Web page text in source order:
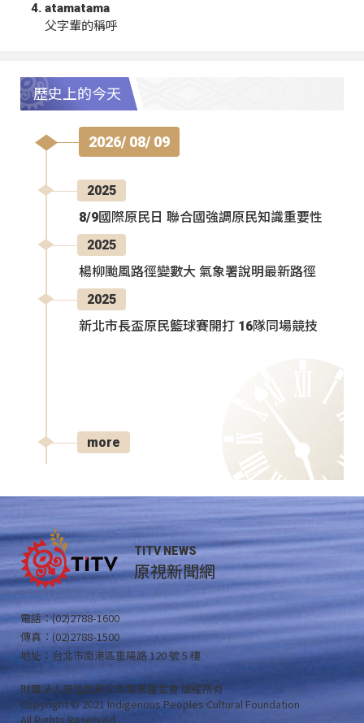
atamatama
父字輩的稱呼
歷史上的今天
2026/ 08/ 09
2025
8/9國際原民日 聯合國強調原民知識重要性
2025
楊柳颱風路徑變數大 氣象署說明最新路徑
2025
新北市長盃原民籃球賽開打 16隊同場競技
more
TITV NEWS
原視新聞網
電話：(02)2788-1600
傳真：(02)2788-1500
地址：台北市南港區重陽路 120 號 5 樓
財團法人原住民族文化事業基金會 版權所有
Copyright © 2021 Indigenous Peoples Cultural Foundation
All Rights Reserved .